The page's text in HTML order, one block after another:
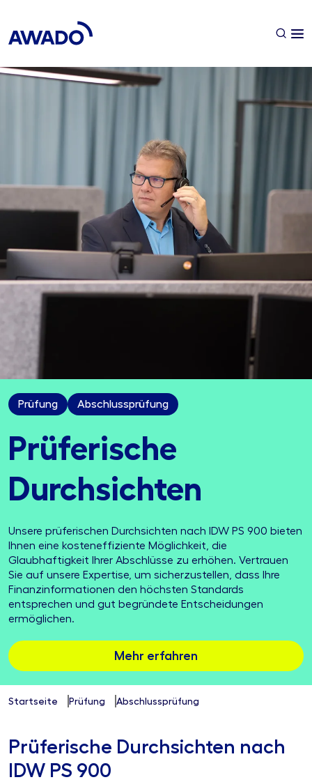
Prüfung Abschlussprüfung
Prüferische
Durchsichten
Unsere prüferischen Durchsichten nach IDW PS 900 bieten
Ihnen eine kosteneffiziente Möglichkeit, die
Glaubhaftigkeit Ihrer Abschlüsse zu erhöhen. Vertrauen
Sie auf unsere Expertise, um sicherzustellen, dass Ihre
Finanzinformationen den höchsten Standards
entsprechen und gut begründete Entscheidungen
ermöglichen.
Mehr erfahren
Startseite Prüfung Abschlussprüfung
Prüferische Durchsichten nach
IDW PS 900